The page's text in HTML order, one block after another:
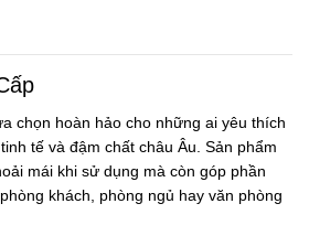
₫
chọn hoàn hảo cho những ai yêu thích
tế và đậm chất châu Âu. Sản phẩm
mái khi sử dụng mà còn góp phần
khách, phòng ngủ hay văn phòng